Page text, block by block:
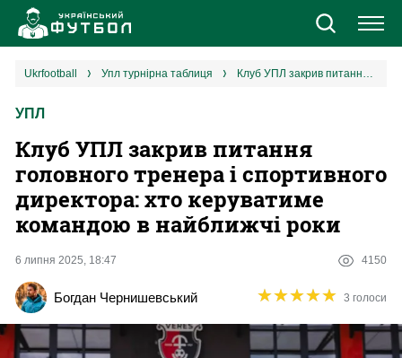
Новини
Єврокубки
УПЛ
2 ліга
Різне
ukrfootball упл турнірна таблиця Клуб УПЛ закрив питання головного тренера і спортивного директора: хто керуватиме командою в найближчі роки
УПЛ
Клуб УПЛ закрив питання
головного тренера і спортивного
директора: хто керуватиме
командою в найближчі роки
6 липня 2025, 18:47 4150
Богдан Чернишевський ★★★★★
★★★★★ 3 голоси